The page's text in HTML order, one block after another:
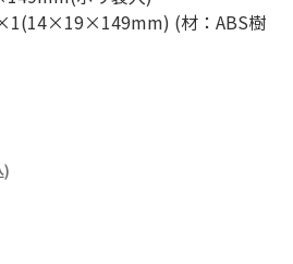
(材：ABS樹
)